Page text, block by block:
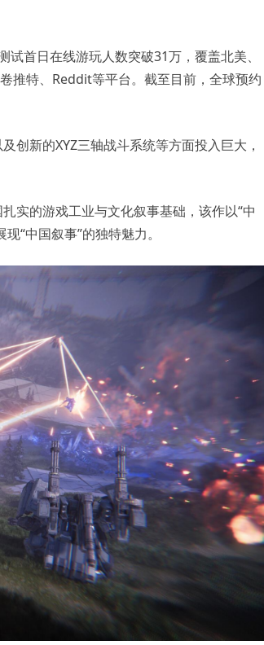
首日在线游玩人数突破31万，覆盖北美、
推特、Reddit等平台。截至目前，全球预约
创新的XYZ三轴战斗系统等方面投入巨大，
实的游戏工业与文化叙事基础，该作以“中
“中国叙事”的独特魅力。